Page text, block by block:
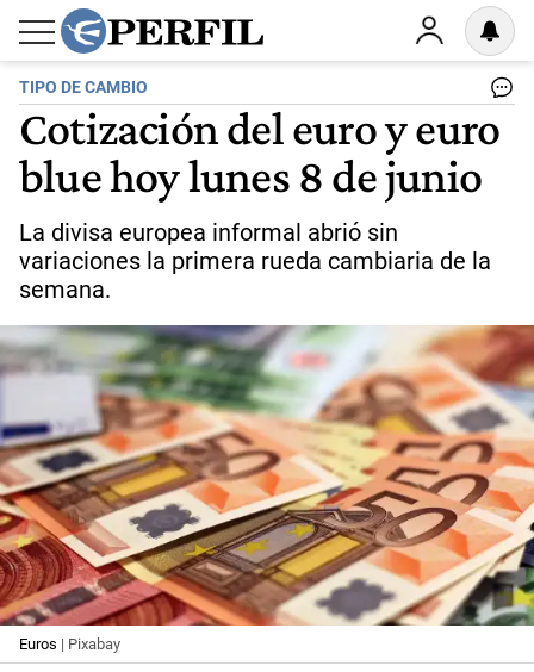
TIPO DE CAMBIO
Cotización del euro y euro
blue hoy lunes 8 de junio
La divisa europea informal abrió sin
variaciones la primera rueda cambiaria de la
semana.
Euros | Pixabay